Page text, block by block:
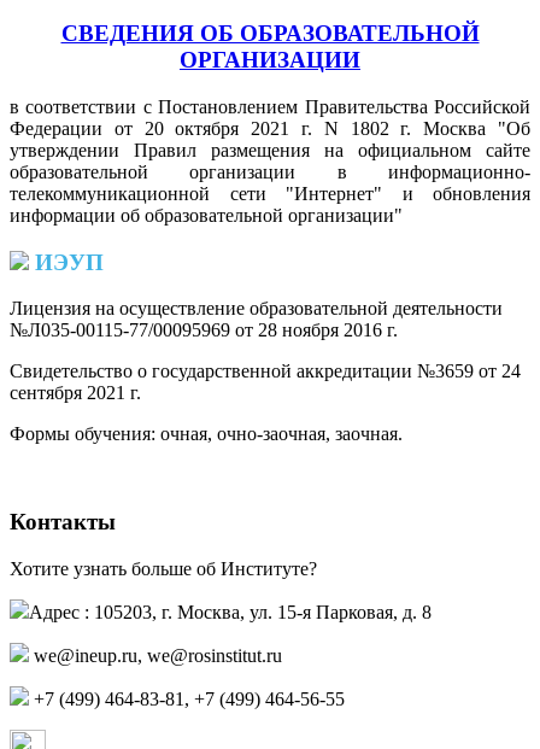
СВЕДЕНИЯ ОБ ОБРАЗОВАТЕЛЬНОЙ
ОРГАНИЗАЦИИ
в соответствии с Постановлением Правительства Российской
Федерации от 20 октября 2021 г. N 1802 г. Москва "Об
утверждении Правил размещения на официальном сайте
образовательной организации в информационно-
телекоммуникационной сети "Интернет" и обновления
информации об образовательной организации"
ИЭУП
Лицензия на осуществление образовательной деятельности
№Л035-00115-77/00095969 от 28 ноября 2016 г.
Свидетельство о государственной аккредитации №3659 от 24
сентября 2021 г.
Формы обучения: очная, очно-заочная, заочная.
Контакты
Хотите узнать больше об Институте?
Адрес : 105203, г. Москва, ул. 15-я Парковая, д. 8
we@ineup.ru, we@rosinstitut.ru
+7 (499) 464-83-81, +7 (499) 464-56-55